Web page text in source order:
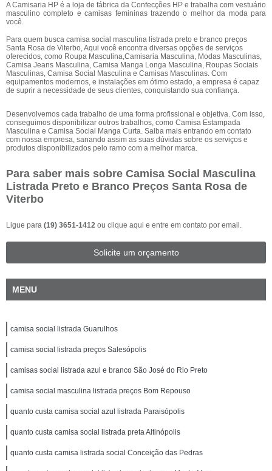
A Camisaria HP é a loja de fábrica da Confecções HP e trabalha com vestuário
masculino completo e camisas femininas trazendo o melhor da moda para
você.
Para quem busca camisa social masculina listrada preto e branco preços
Santa Rosa de Viterbo, Aqui você encontra diversas opções de serviços
oferecidos, como Roupa Masculina,Camisaria Masculina, Modas Masculinas,
Camisa Jeans Masculina, Camisa Manga Longa Masculina, Roupas Sociais
Masculinas, Camisa Social Masculina e Camisas Masculinas. Com
equipamentos modernos, e instalações em ótimo estado, a empresa é capaz
de suprir a necessidade de seus clientes, conquistando sua confiança.
Desenvolvemos cada trabalho de uma forma profissional e objetiva. Com isso,
conseguimos disponibilizar outros trabalhos, como Camisa Estampada
Masculina e Camisa Social Manga Curta. Saiba mais entrando em contato
com nossa empresa, sanando assim as suas dúvidas sobre os serviços e
produtos disponibilizados pelo ramo com a melhor marca.
Para saber mais sobre Camisa Social Masculina
Listrada Preto e Branco Preços Santa Rosa de
Viterbo
Ligue para (19) 3651-1412 ou clique aqui e entre em contato por email.
Solicite um orçamento
MENU
camisa social listrada Guarulhos
camisa social listrada preços Salesópolis
camisas social listrada azul e branco São José do Rio Preto
camisa social masculina listrada preços Bom Repouso
quanto custa camisa social azul listrada Paraisópolis
quanto custa camisa social listrada preta Altinópolis
quanto custa camisa listrada social Conceição das Pedras